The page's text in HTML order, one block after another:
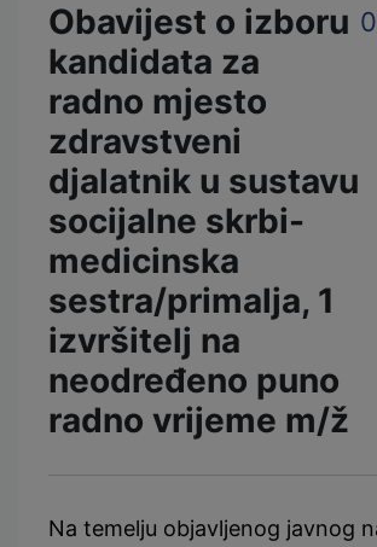
Obavijest o izboru
kandidata za
radno mjesto
zdravstveni
djalatnik u sustavu
socijalne skrbi-
medicinska
sestra/primalja, 1
izvršitelj na
neodređeno puno
radno vrijeme m/ž
Na temelju objavljenog javnog